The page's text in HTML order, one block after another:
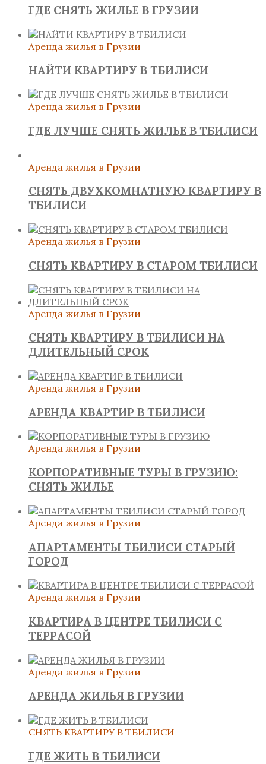
ГДЕ СНЯТЬ ЖИЛЬЕ В ГРУЗИИ
Аренда жилья в Грузии
НАЙТИ КВАРТИРУ В ТБИЛИСИ
Аренда жилья в Грузии
ГДЕ ЛУЧШЕ СНЯТЬ ЖИЛЬЕ В ТБИЛИСИ
Аренда жилья в Грузии
СНЯТЬ ДВУХКОМНАТНУЮ КВАРТИРУ В
ТБИЛИСИ
Аренда жилья в Грузии
СНЯТЬ КВАРТИРУ В СТАРОМ ТБИЛИСИ
Аренда жилья в Грузии
СНЯТЬ КВАРТИРУ В ТБИЛИСИ НА
ДЛИТЕЛЬНЫЙ СРОК
Аренда жилья в Грузии
АРЕНДА КВАРТИР В ТБИЛИСИ
Аренда жилья в Грузии
КОРПОРАТИВНЫЕ ТУРЫ В ГРУЗИЮ:
СНЯТЬ ЖИЛЬЕ
Аренда жилья в Грузии
АПАРТАМЕНТЫ ТБИЛИСИ СТАРЫЙ
ГОРОД
Аренда жилья в Грузии
КВАРТИРА В ЦЕНТРЕ ТБИЛИСИ С
ТЕРРАСОЙ
Аренда жилья в Грузии
АРЕНДА ЖИЛЬЯ В ГРУЗИИ
СНЯТЬ КВАРТИРУ В ТБИЛИСИ
ГДЕ ЖИТЬ В ТБИЛИСИ